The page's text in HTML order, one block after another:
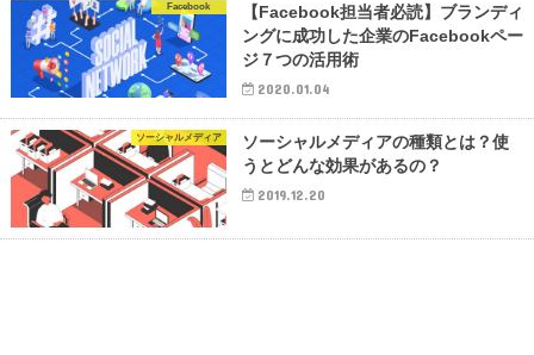
Facebook
【Facebook担当者必読】ブランディ
ングに成功した企業のFacebookペー
ジ７つの活用術
2020.01.04
ソーシャルメディア
ソーシャルメディアの種類とは？使
うとどんな効果があるの？
2019.12.20